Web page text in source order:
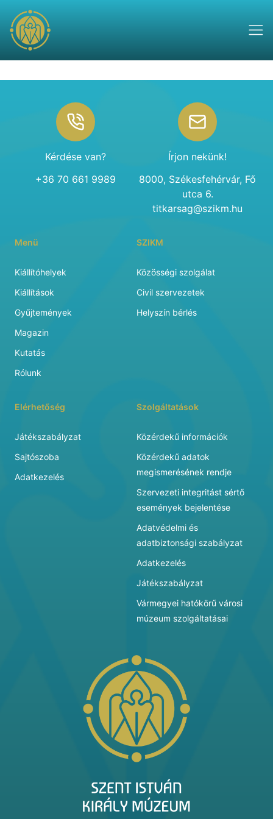
Kérdése van?
+36 70 661 9989
Írjon nekünk!
8000, Székesfehérvár, Fő
utca 6.
titkarsag@szikm.hu
Menü
Kiállítóhelyek
Kiállítások
Gyűjtemények
Magazin
Kutatás
Rólunk
SZIKM
Közösségi szolgálat
Civil szervezetek
Helyszín bérlés
Elérhetőség
Játékszabályzat
Sajtószoba
Adatkezelés
Szolgáltatások
Közérdekű információk
Közérdekű adatok
megismerésének rendje
Szervezeti integritást sértő
események bejelentése
Adatvédelmi és
adatbiztonsági szabályzat
Adatkezelés
Játékszabályzat
Vármegyei hatókörű városi
múzeum szolgáltatásai